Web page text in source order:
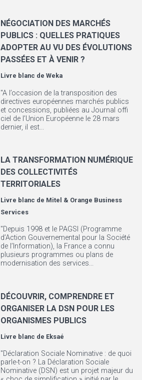
NÉGOCIATION DES MARCHÉS
PUBLICS : QUELLES PRATIQUES
ADOPTER AU VU DES ÉVOLUTIONS
PASSÉES ET À VENIR ?
Livre blanc deWeka
"A l’occasion de la transposition des
directives européennes marchés publics
et concessions, publiées au Journal offi
ciel de l’Union Européenne le 28 mars
dernier, il est...
LA TRANSFORMATION NUMÉRIQUE
DES COLLECTIVITÉS
TERRITORIALES
Livre blanc de Mitel & Orange Business
Services
"Depuis 1998 et le PAGSI (Programme
d’Action Gouvernemental pour la Société
de l’Information), la France a connu
plusieurs programmes ou plans de
modernisation des services...
DÉCOUVRIR, COMPRENDRE ET
ORGANISER LA DSN POUR LES
ORGANISMES PUBLICS
Livre blanc de Eksaé
"Déclaration Sociale Nominative : de quoi
parle-t-on ? La Déclaration Sociale
Nominative (DSN) est un projet majeur du